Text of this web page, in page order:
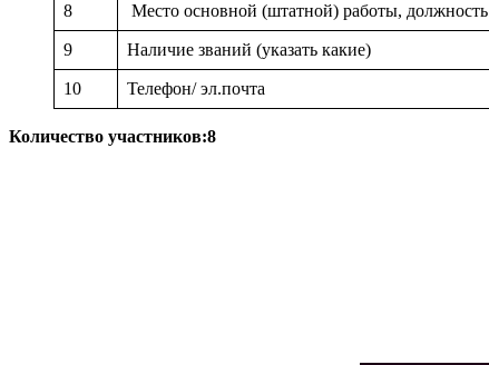
8 Место основной (штатной) работы, должность
9 Наличие званий (указать какие)
10 Телефон/ эл.почта
Количество участников:8